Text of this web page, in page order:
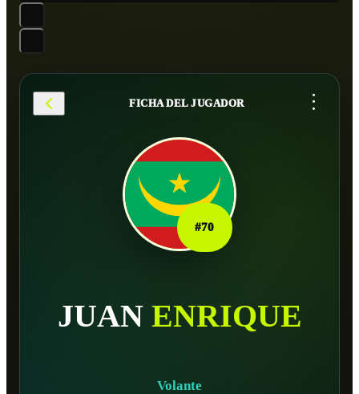
FICHA DEL JUGADOR ...
#70
JUAN ENRIQUE
Volante